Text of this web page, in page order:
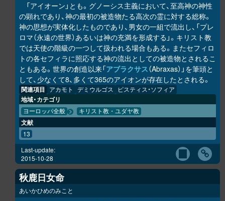
「アイオーン」とも。グノーシス主義において、至高神の神性
の顕れであり、神の最初の被造物たる高次の霊に対する総称。
神の思想が実体化したものであり、男女の一組で流出し、「プレ
ロマ（永遠の世界）あるいは神の充満を形成する」。キリスト教
では天使の階級の一つして扱われる場合もある。またセフィロ
トの各セフィラに照応する神の流出としての被造物とされるこ
ともある。世界の創造以来「アブラクサス（Abraxas）」を筆頭と
して、少なくて8、多くて365のアイオンが存在したとされる。
関連項目 アカモト デミウルゴス ピスティス・ソフィア
地域・カテゴリ
ヨーロッパ全般 キリスト教・ユダヤ教
文献
13
Last-update:
2015-10-28
秋鹿日女命
あいかひめのみこと